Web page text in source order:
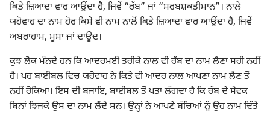
ਕਿਤੇ ਜ਼ਿਆਦਾ ਵਾਰ ਆਉਂਦਾ ਹੈ, ਜਿਵੇਂ “ਰੱਬ” ਜਾਂ “ਸਰਬਸ਼ਕਤੀਮਾਨ”। ਨਾਲੇ
ਯਹੋਵਾਹ ਦਾ ਨਾਮ ਹੋਰ ਕਿਸੇ ਵੀ ਨਾਮ ਨਾਲੋਂ ਕਿਤੇ ਜ਼ਿਆਦਾ ਵਾਰ ਆਉਂਦਾ ਹੈ, ਜਿਵੇਂ
ਅਬਰਾਹਾਮ, ਮੂਸਾ ਜਾਂ ਦਾਊਦ।
ਕੁਝ ਲੋਕ ਮੰਨਦੇ ਹਨ ਕਿ ਆਦਰਮਈ ਤਰੀਕੇ ਨਾਲ ਵੀ ਰੱਬ ਦਾ ਨਾਮ ਲੈਣਾ ਸਹੀ ਨਹੀਂ
ਹੈ। ਪਰ ਬਾਈਬਲ ਵਿਚ ਯਹੋਵਾਹ ਨੇ ਕਿਤੇ ਵੀ ਆਦਰ ਨਾਲ ਆਪਣਾ ਨਾਮ ਲੈਣ ਤੋਂ
ਨਹੀਂ ਰੋਕਿਆ। ਇਸ ਦੀ ਬਜਾਇ, ਬਾਈਬਲ ਤੋਂ ਪਤਾ ਲੱਗਦਾ ਹੈ ਕਿ ਰੱਬ ਦੇ ਸੇਵਕ
ਬਿਨਾਂ ਝਿਜਕੇ ਉਸ ਦਾ ਨਾਮ ਲੈਂਦੇ ਸਨ। ਉਨ੍ਹਾਂ ਨੇ ਆਪਣੇ ਬੱਚਿਆਂ ਨੂੰ ਉਹ ਨਾਮ ਦਿੱਤੇ